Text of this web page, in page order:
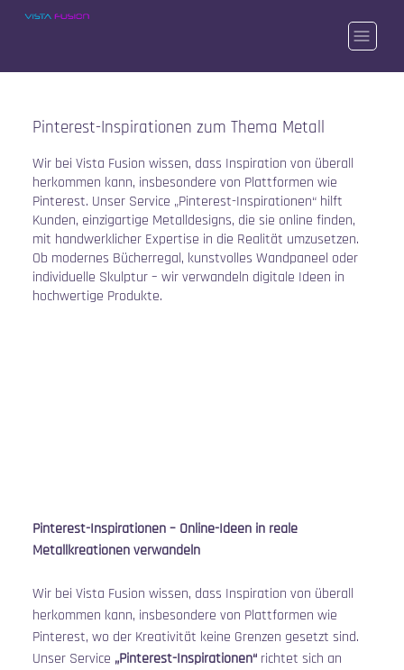
Pinterest-Inspirationen zum Thema Metall
Wir bei Vista Fusion wissen, dass Inspiration von überall
herkommen kann, insbesondere von Plattformen wie
Pinterest. Unser Service „Pinterest-Inspirationen“ hilft
Kunden, einzigartige Metalldesigns, die sie online finden,
mit handwerklicher Expertise in die Realität umzusetzen.
Ob modernes Bücherregal, kunstvolles Wandpaneel oder
individuelle Skulptur – wir verwandeln digitale Ideen in
hochwertige Produkte.
Pinterest-Inspirationen – Online-Ideen in reale
Metallkreationen verwandeln
Wir bei Vista Fusion wissen, dass Inspiration von überall
herkommen kann, insbesondere von Plattformen wie
Pinterest, wo der Kreativität keine Grenzen gesetzt sind.
Unser Service „Pinterest-Inspirationen“ richtet sich an